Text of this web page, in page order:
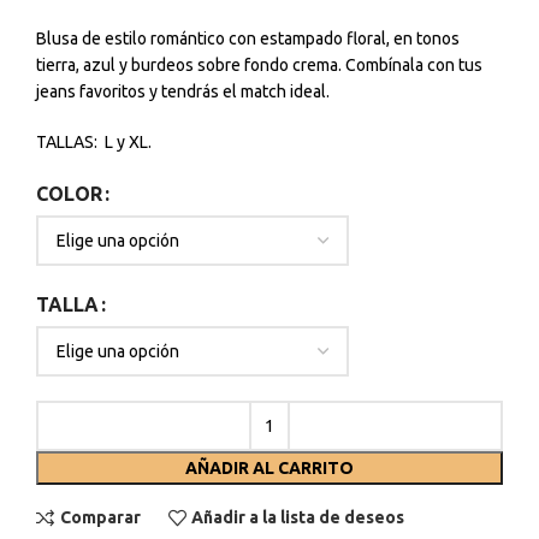
Blusa de estilo romántico con estampado floral, en tonos
tierra, azul y burdeos sobre fondo crema. Combínala con tus
jeans favoritos y tendrás el match ideal.
TALLAS: L y XL.
COLOR
TALLA
AÑADIR AL CARRITO
Comparar Añadir a la lista de deseos